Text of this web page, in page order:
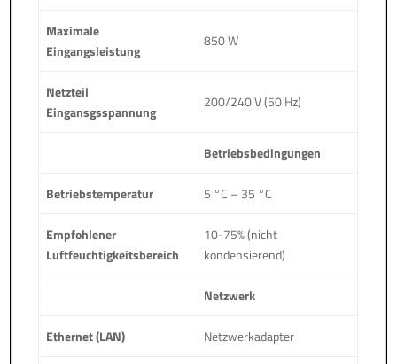
Maximale
Eingangsleistung
850 W
Netzteil
Eingansgsspannung
200/240 V (50 Hz)
Betriebsbedingungen
Betriebstemperatur 5 °C – 35 °C
Empfohlener
Luftfeuchtigkeitsbereich
10-75% (nicht
kondensierend)
Netzwerk
Ethernet (LAN) Netzwerkadapter